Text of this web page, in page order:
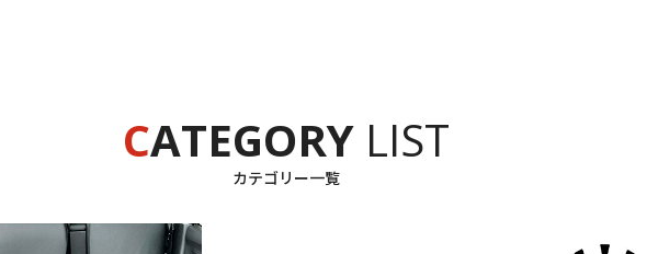
CATEGORY LIST
カテゴリー一覧